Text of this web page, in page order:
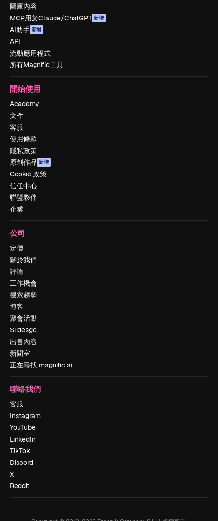
圖庫內容
MCP用於Claude/ChatGPT 新增
AI助手 新增
API
流動應用程式
所有Magnific工具
開始使用
Academy
文件
客服
使用條款
隱私政策
原創作品 新增
Cookie 政策
信任中心
聯盟夥伴
企業
公司
定價
關於我們
評論
工作機會
搜索趨勢
博客
聚會活動
Slidesgo
出售內容
新聞室
正在尋找 magnific.ai
聯絡我們
客服
Instagram
YouTube
LinkedIn
TikTok
Discord
X
Reddit